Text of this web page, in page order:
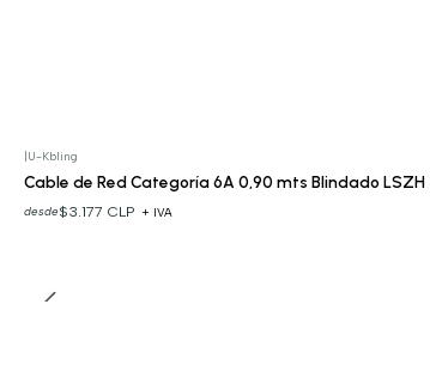
U-Kbling
Cable de Red Categoría 6A 0,90 mts Blindado LSZH
desde$3.177 CLP + IVA